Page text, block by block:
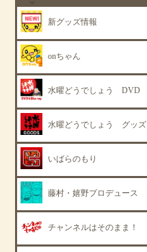
新グッズ情報
onちゃん
水曜どうでしょう DVD
水曜どうでしょう グッズ
いばらのもり
藤村・嬉野プロデュース
チャンネルはそのまま！